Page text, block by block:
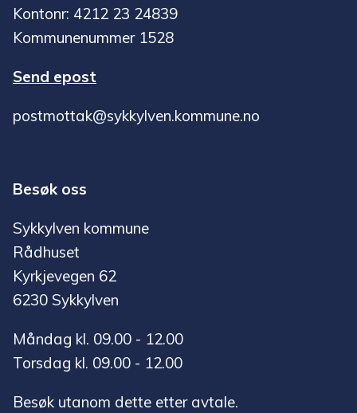
Kontonr: 4212 23 24839
Kommunenummer 1528
Send epost
postmottak@sykkylven.kommune.no
Besøk oss
Sykkylven kommune
Rådhuset
Kyrkjevegen 62
6230 Sykkylven
Måndag kl. 09.00 - 12.00
Torsdag kl. 09.00 - 12.00
Besøk utanom dette etter avtale.